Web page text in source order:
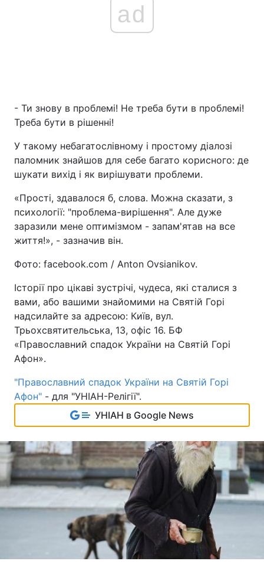
ad
- Ти знову в проблемі! Не треба бути в проблемі!
Треба бути в рішенні!
У такому небагатослівному і простому діалозі
паломник знайшов для себе багато корисного: де
шукати вихід і як вирішувати проблеми.
«Прості, здавалося б, слова. Можна сказати, з
психології: "проблема-вирішення". Але дуже
заразили мене оптимізмом - запам'ятав на все
життя!», - зазначив він.
Фото: facebook.com / Anton Ovsianikov.
Історії про цікаві зустрічі, чудеса, які сталися з
вами, або вашими знайомими на Святій Горі
надсилайте за адресою: Київ, вул.
Трьохсвятительська, 13, офіс 16. БФ
«Православний спадок України на Святій Горі
Афон».
"Православний спадок України на Святій Горі
Афон" - для "УНІАН-Релігії".
УНІАН в Google News